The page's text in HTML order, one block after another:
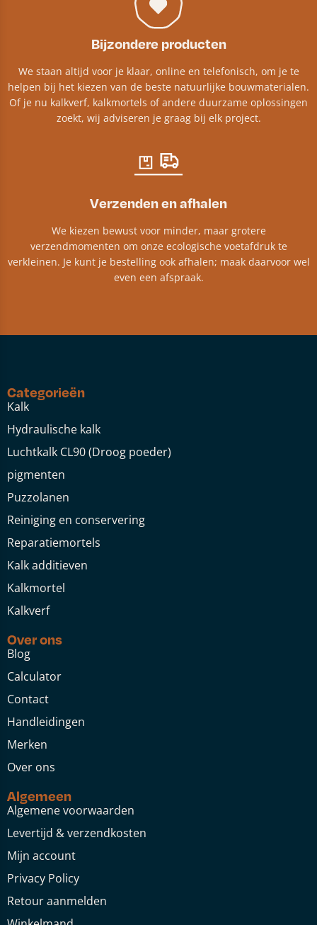
Bijzondere producten
We staan altijd voor je klaar, online en telefonisch, om je te
helpen bij het kiezen van de beste natuurlijke bouwmaterialen.
Of je nu kalkverf, kalkmortels of andere duurzame oplossingen
zoekt, wij adviseren je graag bij elk project.​
Verzenden en afhalen
We kiezen bewust voor minder, maar grotere
verzendmomenten om onze ecologische voetafdruk te
verkleinen. Je kunt je bestelling ook afhalen; maak daarvoor wel
even een afspraak.
Categorieën
Kalk
Hydraulische kalk
Luchtkalk CL90 (Droog poeder)
pigmenten
Puzzolanen
Reiniging en conservering
Reparatiemortels
Kalk additieven
Kalkmortel
Kalkverf
Over ons
Blog
Calculator
Contact
Handleidingen
Merken
Over ons
Algemeen
Algemene voorwaarden
Levertijd & verzendkosten
Mijn account
Privacy Policy
Retour aanmelden